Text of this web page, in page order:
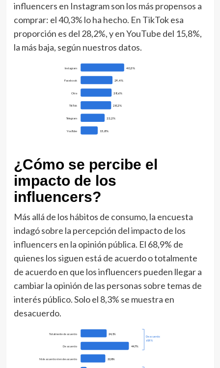
influencers en Instagram son los más propensos a
comprar: el 40,3% lo ha hecho. En TikTok esa
proporción es del 28,2%, y en YouTube del 15,8%,
la más baja, según nuestros datos.
Instagram
Facebook
Otra
TikTok
Telegram
YouTube
40,3%
29,4%
28,6%
28,2%
22,2%
15,8%
¿Cómo se percibe el
impacto de los
influencers?
Más allá de los hábitos de consumo, la encuesta
indagó sobre la percepción del impacto de los
influencers en la opinión pública. El 68,9% de
quienes los siguen está de acuerdo o totalmente
de acuerdo en que los influencers pueden llegar a
cambiar la opinión de las personas sobre temas de
interés público. Solo el 8,3% se muestra en
desacuerdo.
Totalmente de acuerdo
De acuerdo
Ni de acuerdo ni en desacuerdo
24,1%
44,7%
22,8%
De acuerdo:
68,9%